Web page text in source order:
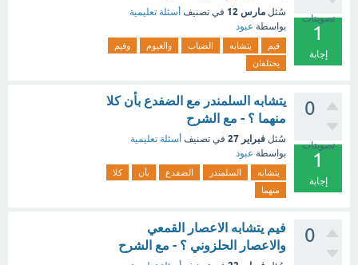
تصويتات
1
إجابة
سُئل مارس 12 في تصنيف أسئلة تعليمية
بواسطة عبود
فيم يتشابه الضباب والغيوم
وفيم
يختلفان
0
تصويتات
1
إجابة
يتشابه السلمندر مع الضفدع بأن كلا
منهما ؟ - مع الشرح
سُئل فبراير 27 في تصنيف أسئلة تعليمية
بواسطة عبود
يتشابه السلمندر الضفدع بأن
كلا
منهما
0
فيم يتشابه الاعصار القمعي
والاعصار الحلزوني ؟ - مع الشرح